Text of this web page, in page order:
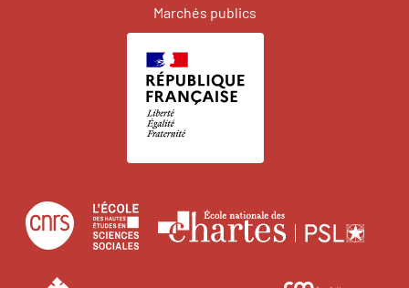
Marchés publics
Centre
national
École
des